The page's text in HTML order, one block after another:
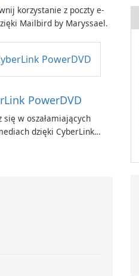
korzystanie z poczty e-
Mailbird by Maryssael.
PowerDVD
się w oszałamiających
dzięki CyberLink